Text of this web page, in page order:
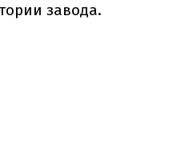
завода.